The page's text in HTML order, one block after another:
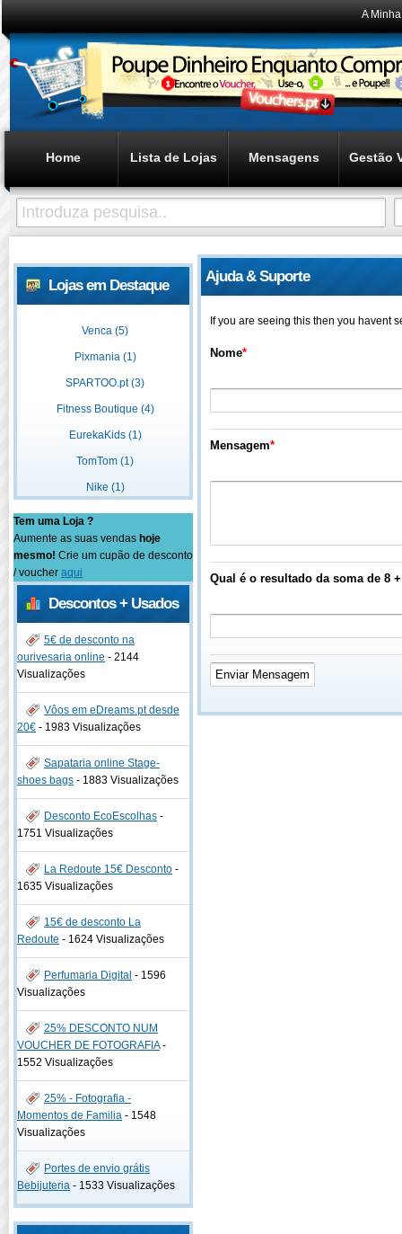
A
Home Lista de Lojas Mensagens Gestão
Lojas em Destaque
Venca (5)
Pixmania (1)
SPARTOO.pt (3)
Fitness Boutique (4)
EurekaKids (1)
TomTom (1)
Nike (1)
Tem uma Loja ?
Aumente as suas vendas hoje
mesmo! Crie um cupão de desconto
/ voucher aqui
Descontos + Usados
5€ de desconto na
ourivesaria online - 2144
Visualizações
Vôos em eDreams.pt desde
20€ - 1983 Visualizações
Sapataria online Stage-
shoes bags - 1883 Visualizações
Desconto EcoEscolhas -
1751 Visualizações
La Redoute 15€ Desconto -
1635 Visualizações
15€ de desconto La
Redoute - 1624 Visualizações
Perfumaria Digital - 1596
Visualizações
25% DESCONTO NUM
VOUCHER DE FOTOGRAFIA-
1552 Visualizações
25% - Fotografia -
Momentos de Familia - 1548
Visualizações
Portes de envio grátis
Bebijuteria - 1533 Visualizações
Ajuda & Suporte
If you are seeing this then you havent
Nome*
Mensagem*
Qual é o resultado da soma de 8